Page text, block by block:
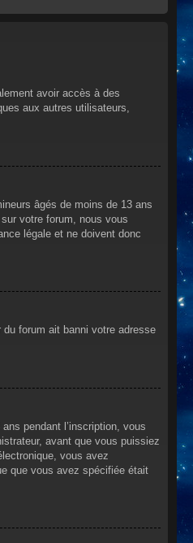
avoir accès à des
aux autres utilisateurs,
âgés de moins de 13 ans
votre forum, nous vous
légale et ne doivent donc
du forum ait banni votre adresse
pendant l’inscription, vous
avant que vous puissiez
vous avez
que vous avez spécifiée était